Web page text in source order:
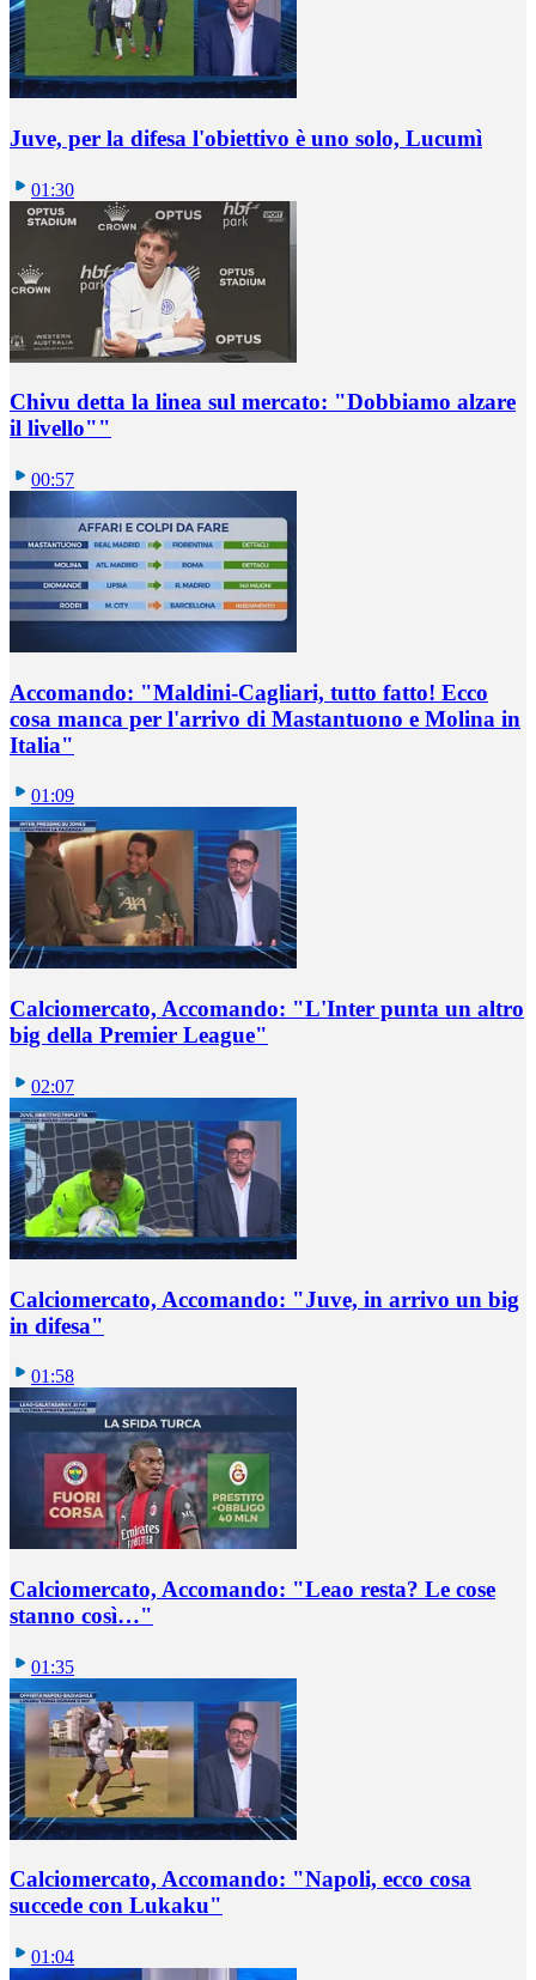
Juve, per la difesa l'obiettivo è uno solo, Lucumì
01:30
Chivu detta la linea sul mercato: "Dobbiamo alzare
il livello""
00:57
Accomando: "Maldini-Cagliari, tutto fatto! Ecco
cosa manca per l'arrivo di Mastantuono e Molina in
Italia"
01:09
Calciomercato, Accomando: "L'Inter punta un altro
big della Premier League"
02:07
Calciomercato, Accomando: "Juve, in arrivo un big
in difesa"
01:58
Calciomercato, Accomando: "Leao resta? Le cose
stanno così…"
01:35
Calciomercato, Accomando: "Napoli, ecco cosa
succede con Lukaku"
01:04